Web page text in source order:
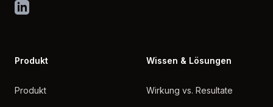
LinkedIn
Produkt
Produkt
Wissen & Lösungen
Wirkung vs. Resultate